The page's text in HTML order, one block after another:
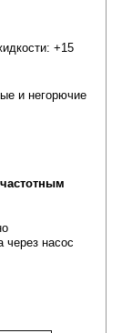
+15
и негорючие
через насос